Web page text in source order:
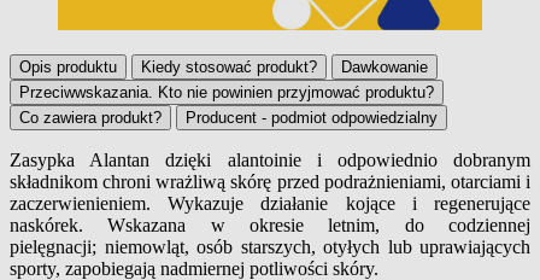
Opis produktu Kiedy stosować produkt?
Dawkowanie
Przeciwwskazania. Kto nie powinien przyjmować produktu?
Co zawiera produkt?
Producent - podmiot odpowiedzialny
Opis produktu
Zasypka Alantan dzięki alantoinie i odpowiednio dobranym
składnikom chroni wrażliwą skórę przed podrażnieniami, otarciami i
zaczerwienieniem. Wykazuje działanie kojące i regenerujące
naskórek. Wskazana w okresie letnim, do codziennej
pielęgnacji; niemowląt, osób starszych, otyłych lub uprawiających
sporty, zapobiegają nadmiernej potliwości skóry.